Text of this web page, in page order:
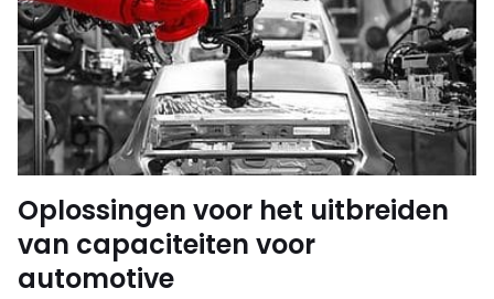
Oplossingen voor het uitbreiden
van capaciteiten voor
automotive